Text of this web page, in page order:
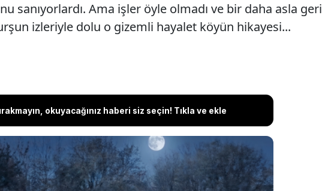
sanıyorlardı. Ama işler öyle olmadı ve bir daha asla
izleriyle dolu o gizemli hayalet köyün hikayesi...
okuyacağınız haberi siz seçin! Tıkla ve ekle